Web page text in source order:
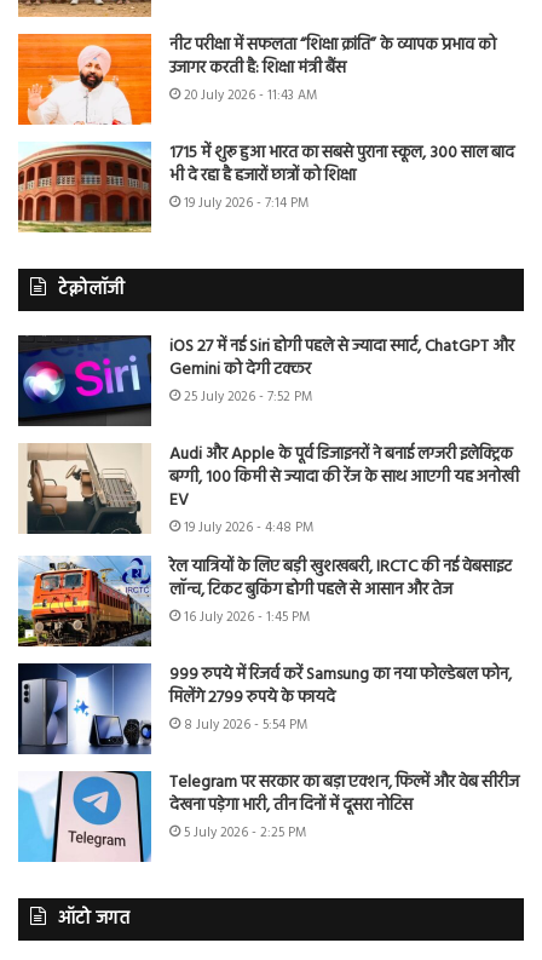
नीट परीक्षा में सफलता “शिक्षा क्रांति” के व्यापक प्रभाव को
उजागर करती है: शिक्षा मंत्री बैंस
20 July 2026 - 11:43 AM
1715 में शुरू हुआ भारत का सबसे पुराना स्कूल, 300 साल बाद
भी दे रहा है हजारों छात्रों को शिक्षा
19 July 2026 - 7:14 PM
टेक्नोलॉजी
iOS 27 में नई Siri होगी पहले से ज्यादा स्मार्ट, ChatGPT और
Gemini को देगी टक्कर
25 July 2026 - 7:52 PM
Audi और Apple के पूर्व डिजाइनरों ने बनाई लग्जरी इलेक्ट्रिक
बग्गी, 100 किमी से ज्यादा की रेंज के साथ आएगी यह अनोखी
EV
19 July 2026 - 4:48 PM
रेल यात्रियों के लिए बड़ी खुशखबरी, IRCTC की नई वेबसाइट
लॉन्च, टिकट बुकिंग होगी पहले से आसान और तेज
16 July 2026 - 1:45 PM
999 रुपये में रिजर्व करें Samsung का नया फोल्डेबल फोन,
मिलेंगे 2799 रुपये के फायदे
8 July 2026 - 5:54 PM
Telegram पर सरकार का बड़ा एक्शन, फिल्में और वेब सीरीज
देखना पड़ेगा भारी, तीन दिनों में दूसरा नोटिस
5 July 2026 - 2:25 PM
ऑटो जगत